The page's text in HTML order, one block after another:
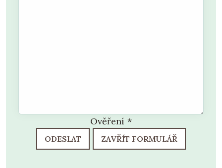
Ověření *
ODESLAT ZAVŘÍT FORMULÁŘ